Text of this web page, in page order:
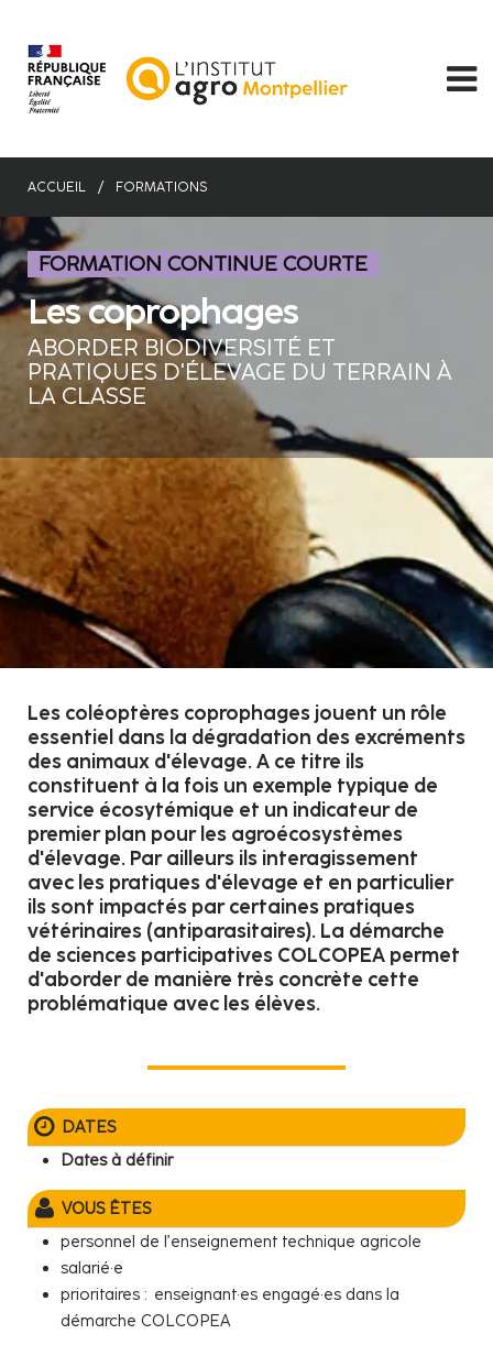
contenu
principal
ACCUEIL FORMATIONS
FORMATION CONTINUE COURTE
Les coprophages
ABORDER BIODIVERSITÉ ET
PRATIQUES D'ÉLEVAGE DU TERRAIN À
LA CLASSE
Les coléoptères coprophages jouent un rôle
essentiel dans la dégradation des excréments
des animaux d'élevage. A ce titre ils
constituent à la fois un exemple typique de
service écosytémique et un indicateur de
premier plan pour les agroécosystèmes
d'élevage. Par ailleurs ils interagissement
avec les pratiques d'élevage et en particulier
ils sont impactés par certaines pratiques
vétérinaires (antiparasitaires). La démarche
de sciences participatives COLCOPEA permet
d'aborder de manière très concrète cette
problématique avec les élèves.
DATES
Dates à définir
VOUS ÊTES
personnel de l’enseignement technique agricole
salarié·e
prioritaires : enseignant·es engagé·es dans la
démarche COLCOPEA